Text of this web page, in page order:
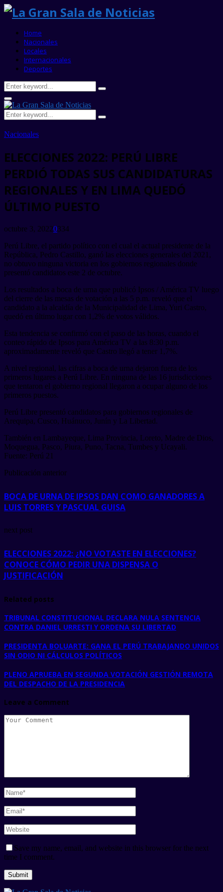
Home
Nacionales
Locales
Internacionales
Deportes
Search
for:
Search
Primary
Menu
Search
for:
Search
Nacionales
ELECCIONES 2022: PERÚ LIBRE
PERDIÓ TODAS SUS CANDIDATURAS
REGIONALES Y EN LIMA QUEDÓ
ÚLTIMO PUESTO
octubre 3, 20220334
Perú Libre, el partido político con el cual el actual presidente de la
República, Pedro Castillo, ganó las elecciones generales del 2021,
no obtuvo ninguna victoria en los gobiernos regionales donde
presentó candidatos este 2 de octubre.
Los resultados a boca de urna que publicó Ipsos / América TV luego
del cierre de las mesas de votación a las 5 p.m. reveló que el
candidato a la alcaldía de la Municipalidad de Lima, Yuri Castro,
quedó en último lugar con 1,2% de votos válidos.
Esta tendencia se confirmó con el paso de las horas, cuando el
conteo rápido de Ipsos para América TV a las 8:30 p.m.
aproximadamente reveló que Castro llegó a tener 1,7%.
A nivel regional, las cifras a boca de urna dejaron fuera de los
primeros lugares a Perú Libre. En ninguna de las 16 jurisdicciones
que tentaron el gobierno regional llegaron a ocupar alguno de los
primeros puestos.
Perú Libre presentó candidatos para gobiernos regionales de
Arequipa, Cusco, Huánuco, Junín y La Libertad.
También en Lambayeque, Lima Provincia, Loreto, Madre de Dios,
Moquegua, Pasco, Piura, Puno, Tacna, Tumbes y Ucayali.
Fuente: Perú 21
Publicación anterior
BOCA DE URNA DE IPSOS DAN COMO GANADORES A
LUIS TORRES Y PASCUAL GUISA
next post
ELECCIONES 2022: ¿NO VOTASTE EN ELECCIONES?
CONOCE CÓMO PEDIR UNA DISPENSA O
JUSTIFICACIÓN
Related posts
TRIBUNAL CONSTITUCIONAL DECLARA NULA SENTENCIA
CONTRA DANIEL URRESTI Y ORDENA SU LIBERTAD
PRESIDENTA BOLUARTE: GANA EL PERÚ TRABAJANDO UNIDOS
SIN ODIO NI CÁLCULOS POLÍTICOS
PLENO APRUEBA EN SEGUNDA VOTACIÓN GESTIÓN REMOTA
DEL DESPACHO DE LA PRESIDENCIA
Leave a Comment
Save my name, email, and website in this browser for the next
time I comment.